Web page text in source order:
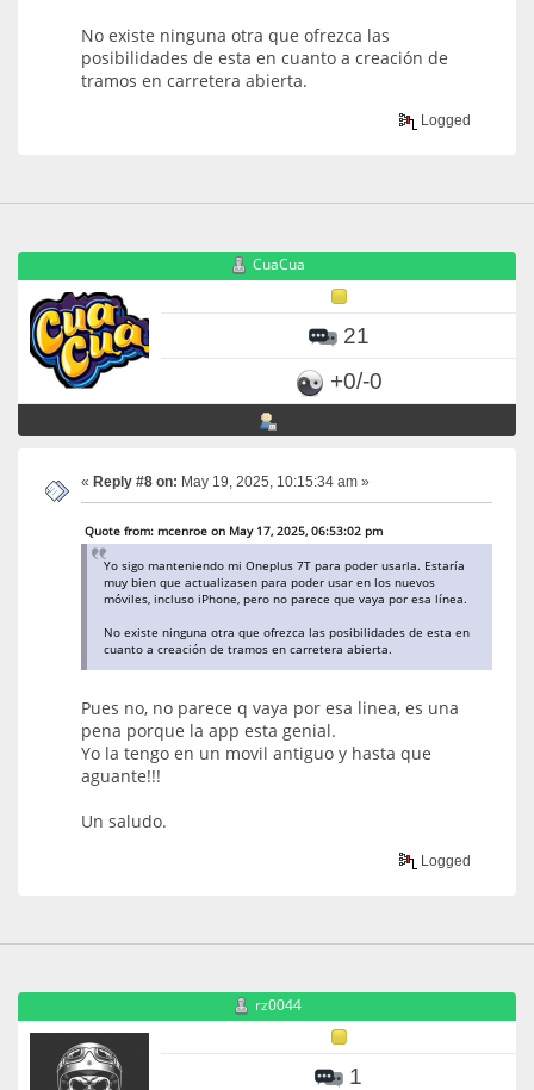
No existe ninguna otra que ofrezca las
posibilidades de esta en cuanto a creación de
tramos en carretera abierta.
Logged
CuaCua
21
+0/-0
« Reply #8 on: May 19, 2025, 10:15:34 am »
Quote from: mcenroe on May 17, 2025, 06:53:02 pm
Yo sigo manteniendo mi Oneplus 7T para poder usarla. Estaría
muy bien que actualizasen para poder usar en los nuevos
móviles, incluso iPhone, pero no parece que vaya por esa línea.
No existe ninguna otra que ofrezca las posibilidades de esta en
cuanto a creación de tramos en carretera abierta.
Pues no, no parece q vaya por esa linea, es una
pena porque la app esta genial.
Yo la tengo en un movil antiguo y hasta que
aguante!!!
Un saludo.
Logged
rz0044
1